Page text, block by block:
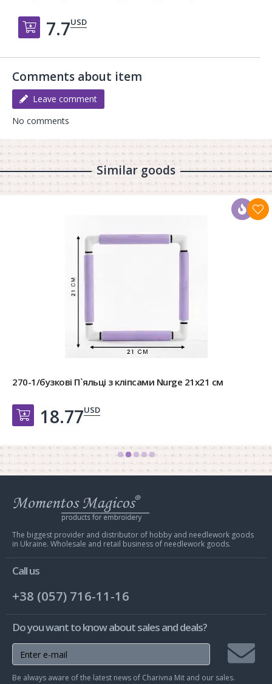
Добавить в корзину
7.7USD
Comments about item
Leave comment
No comments
Similar goods
270-1/бузкові П`яльці з кліпсами Nurge 21х21 см
Добавить в корзину
18.77USD
Web
store
Mit
The biggest provider and distributor of hobby and needlework goods
in Ukraine. Wholesale and retail business of needlework goods.
Call us
+38 (057) 716-11-16
Do you want to know about sales and deals?
Be always aware of the latest news of Charivna Mit and our sales.